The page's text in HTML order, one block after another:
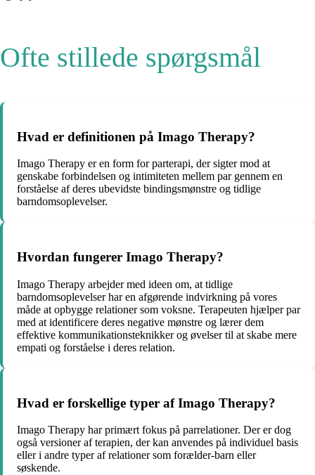
Ofte stillede spørgsmål
Hvad er definitionen på Imago Therapy?
Imago Therapy er en form for parterapi, der sigter mod at
genskabe forbindelsen og intimiteten mellem par gennem en
forståelse af deres ubevidste bindingsmønstre og tidlige
barndomsoplevelser.
Hvordan fungerer Imago Therapy?
Imago Therapy arbejder med ideen om, at tidlige
barndomsoplevelser har en afgørende indvirkning på vores
måde at opbygge relationer som voksne. Terapeuten hjælper par
med at identificere deres negative mønstre og lærer dem
effektive kommunikationsteknikker og øvelser til at skabe mere
empati og forståelse i deres relation.
Hvad er forskellige typer af Imago Therapy?
Imago Therapy har primært fokus på parrelationer. Der er dog
også versioner af terapien, der kan anvendes på individuel basis
eller i andre typer af relationer som forælder-barn eller
søskende.